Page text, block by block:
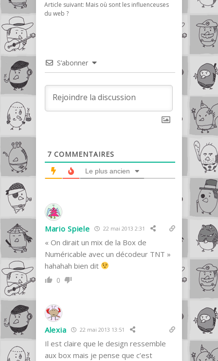
Article suivant: Mais où sont les influenceuses
du web ?
S’abonner
7 COMMENTAIRES
Le plus ancien
Mario Spiele 22 mai 2013 2:31
« On dirait un mix de la Box de
Numéricable avec un décodeur TNT »
hahahah bien dit
0
Alexia 22 mai 2013 13:51
Il est claire que le design ressemble
aux box mais je pense que c’est